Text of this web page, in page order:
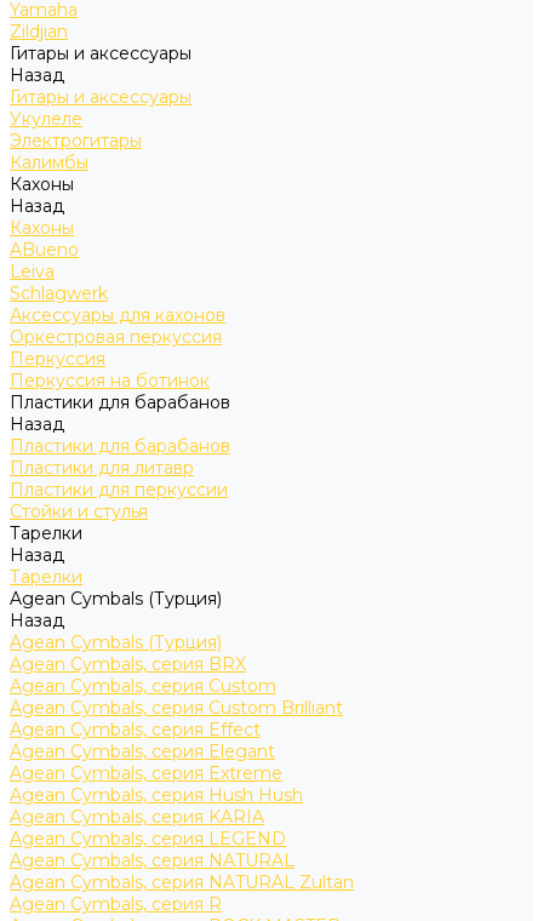
Yamaha
Zildjian
Гитары и аксессуары
Назад
Гитары и аксессуары
Укулеле
Электрогитары
Калимбы
Кахоны
Назад
Кахоны
ABueno
Leiva
Schlagwerk
Аксессуары для кахонов
Оркестровая перкуссия
Перкуссия
Перкуссия на ботинок
Пластики для барабанов
Назад
Пластики для барабанов
Пластики для литавр
Пластики для перкуссии
Стойки и стулья
Тарелки
Назад
Тарелки
Agean Cymbals (Турция)
Назад
Agean Cymbals (Турция)
Agean Cymbals, серия BRX
Agean Cymbals, серия Custom
Agean Cymbals, серия Custom Brilliant
Agean Cymbals, серия Effect
Agean Cymbals, серия Elegant
Agean Cymbals, серия Extreme
Agean Cymbals, серия Hush Hush
Agean Cymbals, серия KARIA
Agean Cymbals, серия LEGEND
Agean Cymbals, серия NATURAL
Agean Cymbals, серия NATURAL Zultan
Agean Cymbals, серия R